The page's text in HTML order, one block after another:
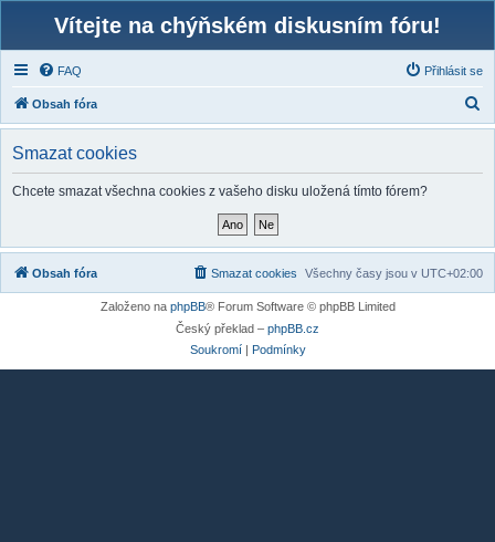
Vítejte na chýňském diskusním fóru!
FAQ Přihlásit se
Obsah fóra
l
Smazat cookies
Chcete smazat všechna cookies z vašeho disku uložená tímto fórem?
Obsah fóra Všechny časy jsou v UTC+02:00
Smazat cookies
Založeno na phpBB® Forum Software © phpBB Limited
Český překlad – phpBB.cz
Soukromí| Podmínky